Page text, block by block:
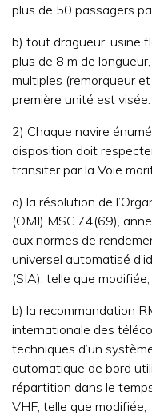
plus de 50 passagers
b) tout dragueur, usine
plus de 8 m de
multiples (remorqueur
première unité est visée.
2) Chaque navire
disposition doit
transiter par la Voie
a) la résolution de
(OMI) MSC.74(69),
aux normes de
universel automatisé
(SIA), telle que modifiée;
b) la recommandation
internationale des
techniques d’un
automatique de bord
répartition dans le
VHF, telle que modifiée;